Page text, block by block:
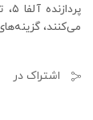
می‌کنند،
اشتراک در